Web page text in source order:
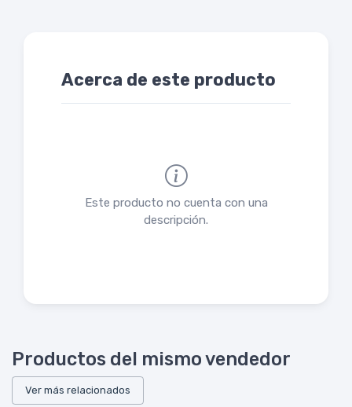
Acerca de este producto
Este producto no cuenta con una
descripción.
Productos del mismo vendedor
Ver más relacionados